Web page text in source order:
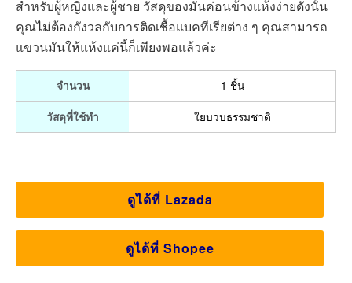
สำหรับผู้หญิงและผู้ชาย วัสดุของมันค่อนข้างแห้งง่ายดังนั้น
คุณไม่ต้องกังวลกับการติดเชื้อแบคทีเรียต่าง ๆ คุณสามารถ
แขวนมันให้แห้งแค่นี้ก็เพียงพอแล้วค่ะ
จำนวน 1 ชิ้น
วัสดุที่ใช้ทำ ใยบวบธรรมชาติ
ดูได้ที่ Lazada
ดูได้ที่ Shopee